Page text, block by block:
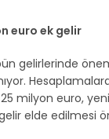
euro ek gelir
gelirlerinde
25 milyon euro,
elde edilmesi